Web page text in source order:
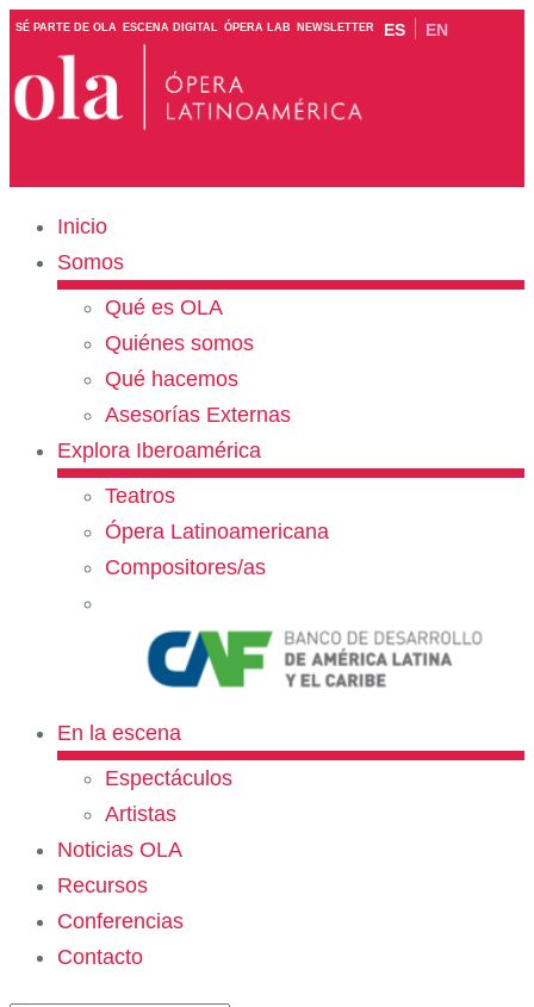
SÉ PARTE DE OLA ESCENA DIGITAL ÓPERA LAB NEWSLETTER ES EN
Inicio
Somos
Qué es OLA
Quiénes somos
Qué hacemos
Asesorías Externas
Explora Iberoamérica
Teatros
Ópera Latinoamericana
Compositores/as
En la escena
Espectáculos
Artistas
Noticias OLA
Recursos
Conferencias
Contacto